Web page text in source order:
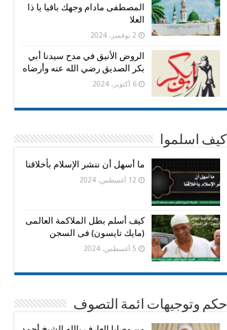
المصطفى مادام وجهك باقيا يا ذا
العلا
2 نوفمبر، 2024
الروض الأنيق في مدح سيدنا أبي
بكر الصديق رضي الله عنه وأرضاه
6 أكتوبر، 2024
كيف اسلموا
ما أسهل أن ننشر الإسلام بأخلاقنا
12 أغسطس، 2024
كيف أسلم بطل الملاكمة العالمى
(مايك تايسون) فى السجن
5 أغسطس، 2024
حكم وتوجيهات ائمة التصوف